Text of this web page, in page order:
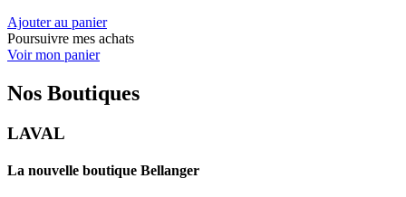
Ajouter au panier
Poursuivre mes achats
Voir mon panier
Nos Boutiques
LAVAL
La nouvelle boutique Bellanger